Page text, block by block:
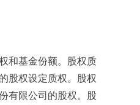
基金份额。股权质
股权设定质权。股权
有限公司的股权。股